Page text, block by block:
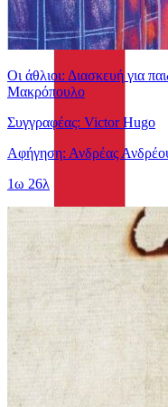
Οι άθλιοι: Διασκευή για
Μακρόπουλο
Συγγραφέας: Victor Hugo
Αφήγηση: Ανδρέας
1ω 26λ